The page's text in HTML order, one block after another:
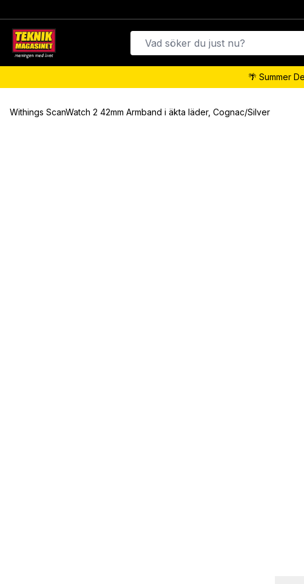
🌴 Summer
Withings ScanWatch 2 42mm Armband i äkta läder, Cognac/Silver